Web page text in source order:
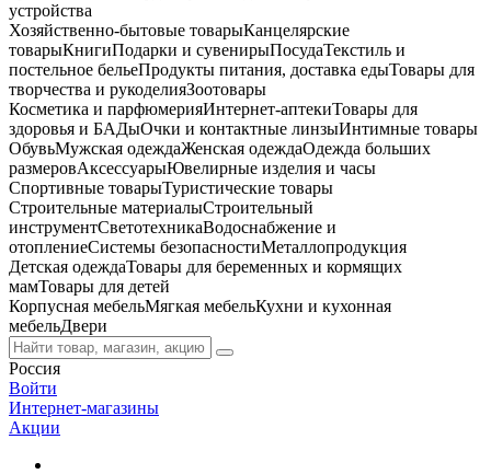
устройства
Хозяйственно-бытовые товарыКанцелярские
товарыКнигиПодарки и сувенирыПосудаТекстиль и
постельное бельеПродукты питания, доставка едыТовары для
творчества и рукоделияЗоотовары
Косметика и парфюмерияИнтернет-аптекиТовары для
здоровья и БАДыОчки и контактные линзыИнтимные товары
ОбувьМужская одеждаЖенская одеждаОдежда больших
размеровАксессуарыЮвелирные изделия и часы
Спортивные товарыТуристические товары
Строительные материалыСтроительный
инструментСветотехникаВодоснабжение и
отоплениеСистемы безопасностиМеталлопродукция
Детская одеждаТовары для беременных и кормящих
мамТовары для детей
Корпусная мебельМягкая мебельКухни и кухонная
мебельДвери
Россия
Войти
Интернет-магазины
Акции